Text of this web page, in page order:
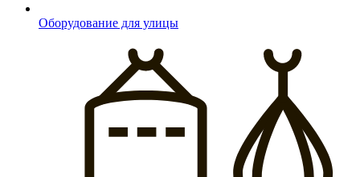
Оборудование для улицы